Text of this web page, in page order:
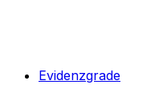
Evidenzgrade